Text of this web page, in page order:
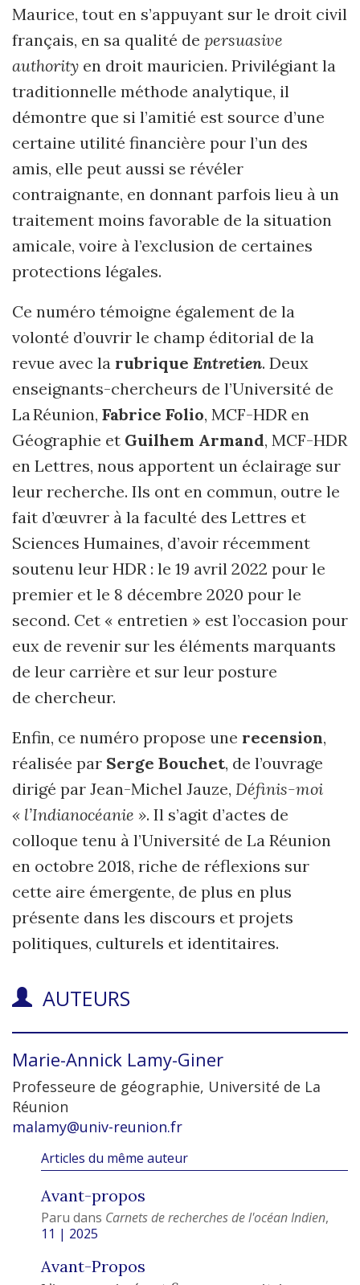
Maurice, tout en s’appuyant sur le droit civil
français, en sa qualité de persuasive
authority en droit mauricien. Privilégiant la
traditionnelle méthode analytique, il
démontre que si l’amitié est source d’une
certaine utilité financière pour l’un des
amis, elle peut aussi se révéler
contraignante, en donnant parfois lieu à un
traitement moins favorable de la situation
amicale, voire à l’exclusion de certaines
protections légales.
Ce numéro témoigne également de la
volonté d’ouvrir le champ éditorial de la
revue avec la rubrique Entretien. Deux
enseignants-chercheurs de l’Université de
La Réunion, Fabrice Folio, MCF-HDR en
Géographie et Guilhem Armand, MCF-HDR
en Lettres, nous apportent un éclairage sur
leur recherche. Ils ont en commun, outre le
fait d’œuvrer à la faculté des Lettres et
Sciences Humaines, d’avoir récemment
soutenu leur HDR : le 19 avril 2022 pour le
premier et le 8 décembre 2020 pour le
second. Cet « entretien » est l’occasion pour
eux de revenir sur les éléments marquants
de leur carrière et sur leur posture
de chercheur.
Enfin, ce numéro propose une recension,
réalisée par Serge Bouchet, de l’ouvrage
dirigé par Jean-Michel Jauze, Définis-moi
« l’Indianocéanie ». Il s’agit d’actes de
colloque tenu à l’Université de La Réunion
en octobre 2018, riche de réflexions sur
cette aire émergente, de plus en plus
présente dans les discours et projets
politiques, culturels et identitaires.
AUTEURS
Marie-Annick Lamy-Giner
Professeure de géographie, Université de La
Réunion
malamy@univ-reunion.fr
Articles du même auteur
Avant-propos
Paru dans Carnets de recherches de l'océan Indien,
11 | 2025
Avant-Propos